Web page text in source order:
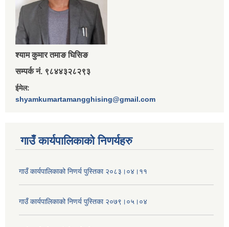
श्‍याम कुमार तमाङ घिसिङ
सम्पर्क नं. ९८४४३२८२९३
ईमेल:
shyamkumartamangghising@gmail.com
गाउँ कार्यपालिकाकाे निणर्यहरु
गाउँ कार्यपालिकाको निणर्य पुस्तिका २०८३।०४।११
गाउँ कार्यपालिकाको निणर्य पुस्तिका २०७९।०५।०४